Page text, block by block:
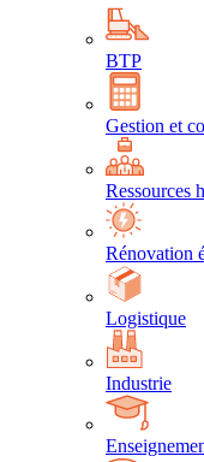
BTP
Gestion et
Ressources
Rénovation
Logistique
Industrie